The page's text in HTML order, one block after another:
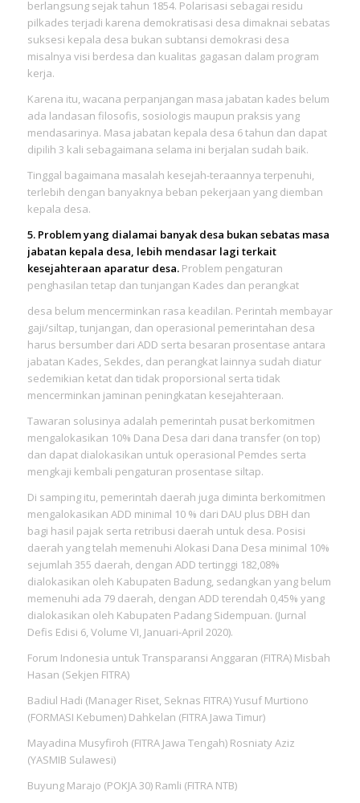
berlangsung sejak tahun 1854. Polarisasi sebagai residu
pilkades terjadi karena demokratisasi desa dimaknai sebatas
suksesi kepala desa bukan subtansi demokrasi desa
misalnya visi berdesa dan kualitas gagasan dalam program
kerja.
Karena itu, wacana perpanjangan masa jabatan kades belum
ada landasan filosofis, sosiologis maupun praksis yang
mendasarinya. Masa jabatan kepala desa 6 tahun dan dapat
dipilih 3 kali sebagaimana selama ini berjalan sudah baik.
Tinggal bagaimana masalah kesejah-teraannya terpenuhi,
terlebih dengan banyaknya beban pekerjaan yang diemban
kepala desa.
5. Problem yang dialamai banyak desa bukan sebatas masa
jabatan kepala desa, lebih mendasar lagi terkait
kesejahteraan aparatur desa. Problem pengaturan
penghasilan tetap dan tunjangan Kades dan perangkat
desa belum mencerminkan rasa keadilan. Perintah membayar
gaji/siltap, tunjangan, dan operasional pemerintahan desa
harus bersumber dari ADD serta besaran prosentase antara
jabatan Kades, Sekdes, dan perangkat lainnya sudah diatur
sedemikian ketat dan tidak proporsional serta tidak
mencerminkan jaminan peningkatan kesejahteraan.
Tawaran solusinya adalah pemerintah pusat berkomitmen
mengalokasikan 10% Dana Desa dari dana transfer (on top)
dan dapat dialokasikan untuk operasional Pemdes serta
mengkaji kembali pengaturan prosentase siltap.
Di samping itu, pemerintah daerah juga diminta berkomitmen
mengalokasikan ADD minimal 10 % dari DAU plus DBH dan
bagi hasil pajak serta retribusi daerah untuk desa. Posisi
daerah yang telah memenuhi Alokasi Dana Desa minimal 10%
sejumlah 355 daerah, dengan ADD tertinggi 182,08%
dialokasikan oleh Kabupaten Badung, sedangkan yang belum
memenuhi ada 79 daerah, dengan ADD terendah 0,45% yang
dialokasikan oleh Kabupaten Padang Sidempuan. (Jurnal
Defis Edisi 6, Volume VI, Januari-April 2020).
Forum Indonesia untuk Transparansi Anggaran (FITRA) Misbah
Hasan (Sekjen FITRA)
Badiul Hadi (Manager Riset, Seknas FITRA) Yusuf Murtiono
(FORMASI Kebumen) Dahkelan (FITRA Jawa Timur)
Mayadina Musyfiroh (FITRA Jawa Tengah) Rosniaty Aziz
(YASMIB Sulawesi)
Buyung Marajo (POKJA 30) Ramli (FITRA NTB)